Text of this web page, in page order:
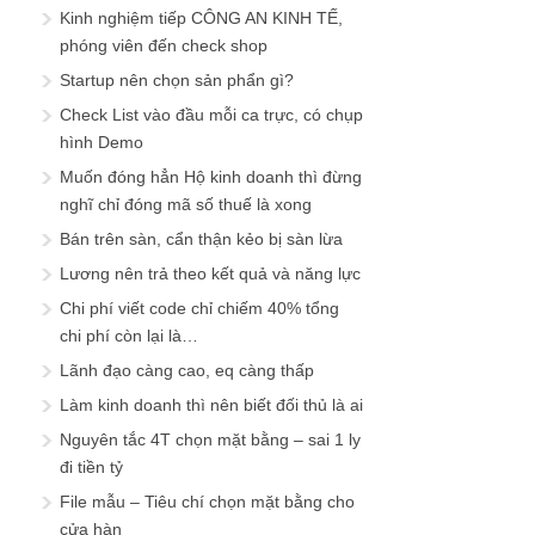
Kinh nghiệm tiếp CÔNG AN KINH TẾ,
phóng viên đến check shop
Startup nên chọn sản phẩn gì?
Check List vào đầu mỗi ca trực, có chụp
hình Demo
Muốn đóng hẳn Hộ kinh doanh thì đừng
nghĩ chỉ đóng mã số thuế là xong
Bán trên sàn, cẩn thận kẻo bị sàn lừa
Lương nên trả theo kết quả và năng lực
Chi phí viết code chỉ chiếm 40% tổng
chi phí còn lại là…
Lãnh đạo càng cao, eq càng thấp
Làm kinh doanh thì nên biết đối thủ là ai
Nguyên tắc 4T chọn mặt bằng – sai 1 ly
đi tiền tỷ
File mẫu – Tiêu chí chọn mặt bằng cho
cửa hàn